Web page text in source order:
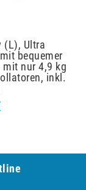
(L), Ultra
bequemer
nur 4,9 kg
inkl.